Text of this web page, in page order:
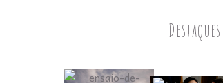
Destaques